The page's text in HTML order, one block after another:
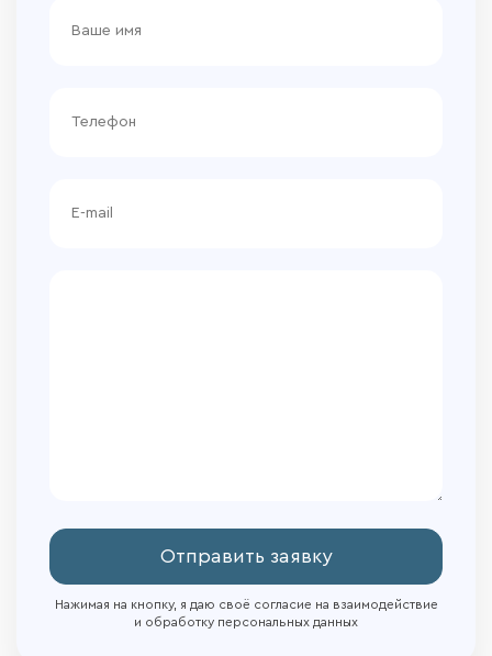
Отправить заявку
Нажимая на кнопку, я даю своё согласие на взаимодействие
и обработку персональных данных